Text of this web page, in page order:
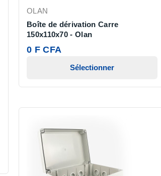
OLAN
Boîte de dérivation Carre
150x110x70 - Olan
0 F CFA
Sélectionner